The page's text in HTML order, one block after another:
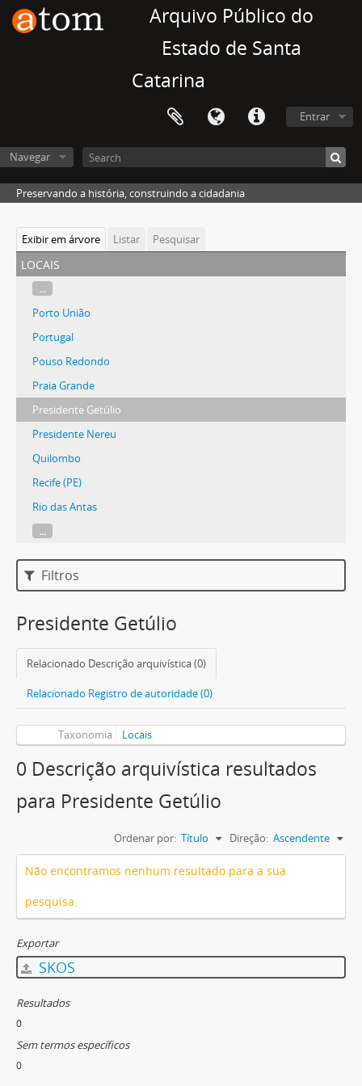
Arquivo Público do
Estado de Santa
Catarina
Entrar
Navegar
Preservando a história, construindo a cidadania
Exibir em árvore Listar Pesquisar
locais
...
Porto União
Portugal
Pouso Redondo
Praia Grande
Presidente Getúlio
Presidente Nereu
Quilombo
Recife (PE)
Rio das Antas
...
Filtros
Presidente Getúlio
Relacionado Descrição arquivística (0)
Relacionado Registro de autoridade (0)
Taxonomia Locais
0 Descrição arquivística resultados
para Presidente Getúlio
Ordenar por: Título Direção: Ascendente
Não encontramos nenhum resultado para a sua
pesquisa.
Exportar
SKOS
Resultados
0
Sem termos específicos
0